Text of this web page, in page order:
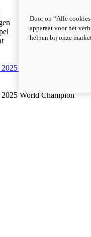
World Champion
World Champion
Door op “Alle
apparaat voor het
helpen bij onze